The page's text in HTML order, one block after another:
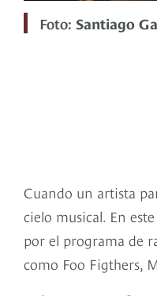
Foto: Santiago
Cuando un artista
cielo musical. En
por el programa de
como Foo Figthers,